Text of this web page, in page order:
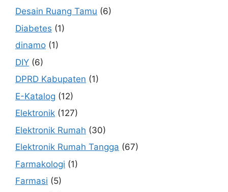
Desain Ruang Tamu (6)
Diabetes (1)
dinamo (1)
DIY (6)
DPRD Kabupaten (1)
E-Katalog (12)
Elektronik (127)
Elektronik Rumah (30)
Elektronik Rumah Tangga (67)
Farmakologi (1)
Farmasi (5)